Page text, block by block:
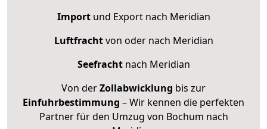
Importund Export nach Meridian
Luftfrachtvon oder nach Meridian
Seefrachtnach Meridian
Von derZollabwicklung bis zur
Einfuhrbestimmung – Wir kennen die perfekten
Partner für den Umzug von Bochum nach